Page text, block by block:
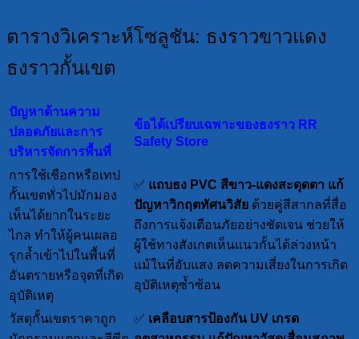
ตารางวิเคราะห์โซลูชัน: ธงราวขาวแดง
ธงราวกั้นเขต
ปัญหาด้านความ
ปลอดภัยและการ
บริหารจัดการพื้นที่
ข้อได้เปรียบเฉพาะของธงราว RR
Safety Store
การใช้เชือกหรือเทป
กั้นเขตทั่วไปมักมอง
เห็นได้ยากในระยะ
ไกล ทำให้ผู้คนเผลอ
รุกล้ำเข้าไปในพื้นที่
อันตรายหรือจุดที่เกิด
อุบัติเหตุ
✅ แถบธง PVC สีขาว-แดงสะดุดตา แก้
ปัญหาวิกฤตทัศนวิสัย ด้วยคู่สีสากลที่สื่อ
ถึงการแจ้งเตือนภัยอย่างชัดเจน ช่วยให้
ผู้ใช้ทางสังเกตเห็นแนวกั้นได้ล่วงหน้า
แม้ในที่อับแสง ลดความเสี่ยงในการเกิด
อุบัติเหตุซ้ำซ้อน
วัสดุกั้นเขตราคาถูก
✅ เคลือบสารป้องกัน UV เกรด